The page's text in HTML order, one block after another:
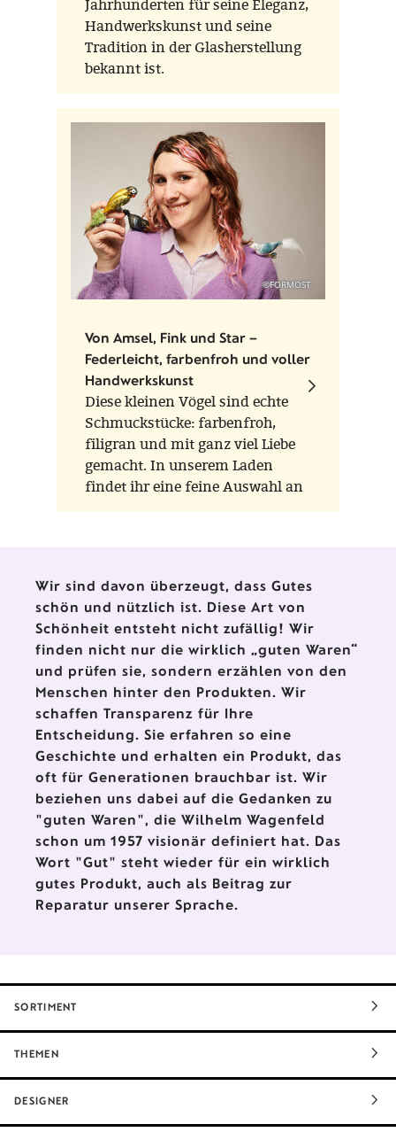
Jahrhunderten für seine Eleganz,
Handwerkskunst und seine
Tradition in der Glasherstellung
bekannt ist.
©FORMOST
Von Amsel, Fink und Star –
Federleicht, farbenfroh und voller
Handwerkskunst
Diese kleinen Vögel sind echte
Schmuckstücke: farbenfroh,
filigran und mit ganz viel Liebe
gemacht. In unserem Laden
findet ihr eine feine Auswahl an
Glasvögeln der Marken Scheler
Werkstätten, die für
traditionelles Handwerk und
liebevolle Detailarbeit stehen.
Wir sind davon überzeugt, dass Gutes
schön und nützlich ist. Diese Art von
Schönheit entsteht nicht zufällig! Wir
finden nicht nur die wirklich „guten Waren“
und prüfen sie, sondern erzählen von den
Menschen hinter den Produkten. Wir
schaffen Transparenz für Ihre
Entscheidung. Sie erfahren so eine
Geschichte und erhalten ein Produkt, das
oft für Generationen brauchbar ist. Wir
beziehen uns dabei auf die Gedanken zu
"guten Waren", die Wilhelm Wagenfeld
schon um 1957 visionär definiert hat. Das
Wort "Gut" steht wieder für ein wirklich
gutes Produkt, auch als Beitrag zur
Reparatur unserer Sprache.
SORTIMENT
THEMEN
DESIGNER